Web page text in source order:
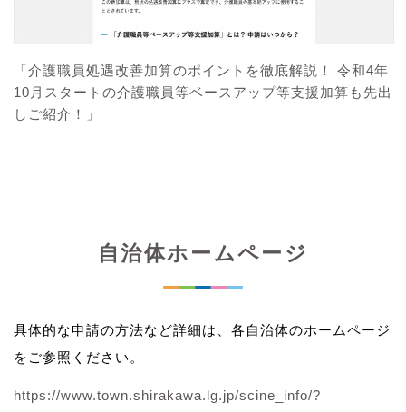
「介護職員処遇改善加算のポイントを徹底解説！ 令和4年
10月スタートの介護職員等ベースアップ等支援加算も先出
しご紹介！」
自治体ホームページ
具体的な申請の方法など詳細は、各自治体のホームページ
をご参照ください。
https://www.town.shirakawa.lg.jp/scine_info/?